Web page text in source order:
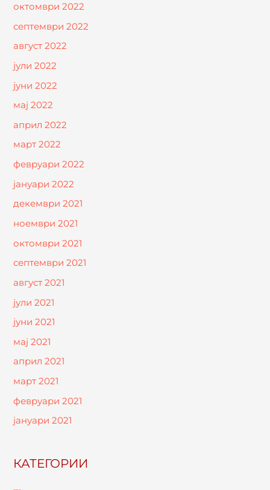
октомври 2022
септември 2022
август 2022
јули 2022
јуни 2022
мај 2022
април 2022
март 2022
февруари 2022
јануари 2022
декември 2021
ноември 2021
октомври 2021
септември 2021
август 2021
јули 2021
јуни 2021
мај 2021
април 2021
март 2021
февруари 2021
јануари 2021
КАТЕГОРИИ